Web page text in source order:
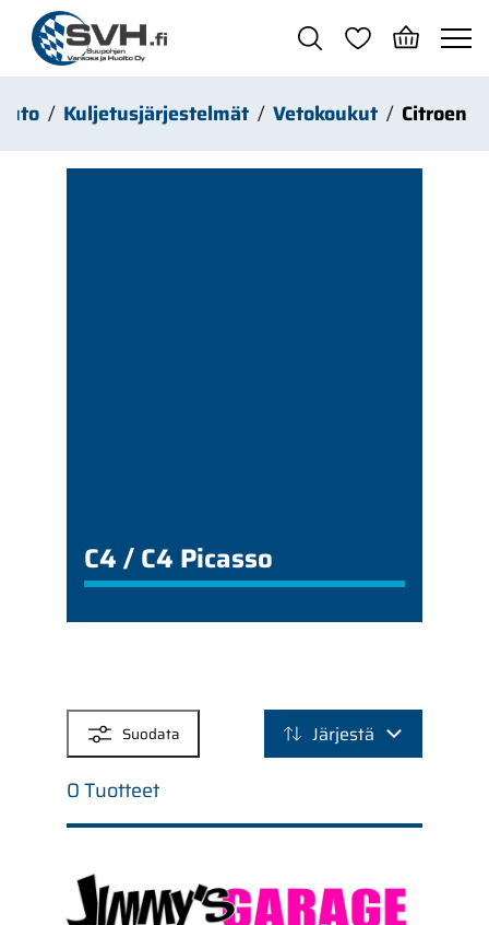
Siirry pääsisältöön
Kuljetusjärjestelmät Vetokoukut Citroen
C4 / C4 Picasso
Suodata Järjestä
0 Tuotteet